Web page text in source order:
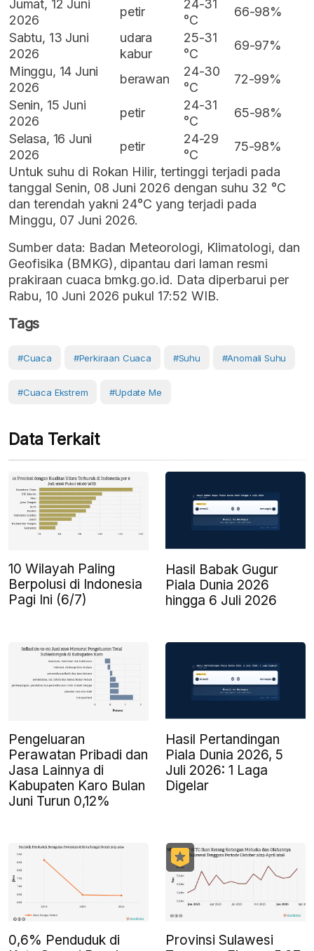
Jumat, 12 Juni
2026
petir
24-31
°C
66-98%
Sabtu, 13 Juni
2026
udara
kabur
25-31
°C
69-97%
Minggu, 14 Juni
2026
berawan
24-30
°C
72-99%
Senin, 15 Juni
2026
petir
24-31
°C
65-98%
Selasa, 16 Juni
2026
petir
24-29
°C
75-98%
Untuk suhu di Rokan Hilir, tertinggi terjadi pada
tanggal Senin, 08 Juni 2026 dengan suhu 32 °C
dan terendah yakni 24°C yang terjadi pada
Minggu, 07 Juni 2026.
Sumber data: Badan Meteorologi, Klimatologi, dan
Geofisika (BMKG), dipantau dari laman resmi
prakiraan cuaca bmkg.go.id. Data diperbarui per
Rabu, 10 Juni 2026 pukul 17:52 WIB.
Tags
#cuaca #perkiraan Cuaca #Suhu #anomali Suhu
#Cuaca Ekstrem #Update Me
Data Terkait
10 Wilayah Paling
Berpolusi di Indonesia
Pagi Ini (6/7)
Hasil Babak Gugur
Piala Dunia 2026
hingga 6 Juli 2026
Pengeluaran
Perawatan Pribadi dan
Jasa Lainnya di
Kabupaten Karo Bulan
Juni Turun 0,12%
Hasil Pertandingan
Piala Dunia 2026, 5
Juli 2026: 1 Laga
Digelar
0,6% Penduduk di
Provinsi Sulawesi